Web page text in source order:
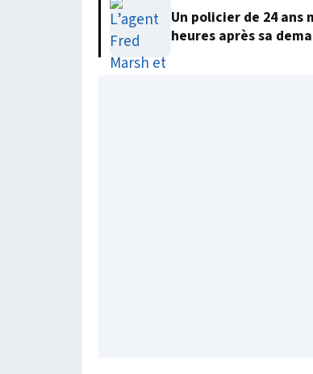
Un policier de 24
heures après sa